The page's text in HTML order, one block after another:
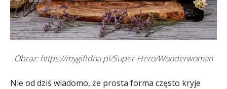
Obraz:https://mygiftdna.pl/Super-Hero/Wonderwoman
Nie od dziś wiadomo, że prosta forma często kryje